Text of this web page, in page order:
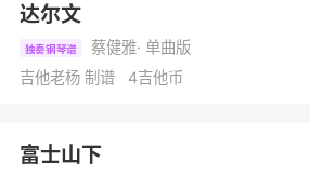
达尔文
独奏钢琴谱 蔡健雅· 单曲版
吉他老杨 制谱 4吉他币
富士山下